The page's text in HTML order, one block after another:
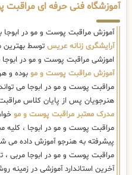
آموزشگاه فنی حرفه ای مراقبت
آموزش مراقبت پوست و مو در
آرایشگری زنانه عریس توسط بهترین
اموزشی مراقبت پوست و مو در
آموزش مراقبت پوست و مو بوده و
مراقبت پوست و مو در ابوجا می
هنرجویان پس از پایان کلاس
مدرک معتبر مراقبت پوست و مو
مراقبت پوست و مو در ابوجا ،
پیشرفته به هنرجو آموزش داده می
مراقبت پوست و مو در ابوجا مربی ،
آخرین استاندارد آموزشی در